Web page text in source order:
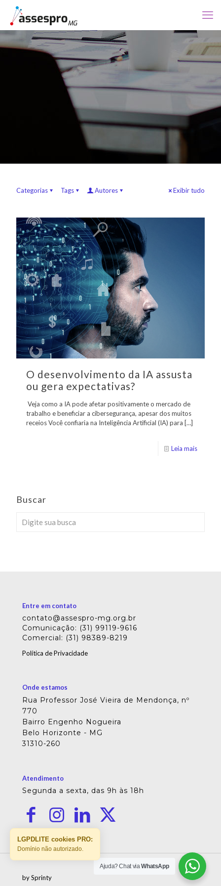
Categorias Tags Autores Exibir tudo
O desenvolvimento da IA assusta
ou gera expectativas?
Veja como a IA pode afetar positivamente o mercado de
trabalho e beneficiar a cibersegurança, apesar dos muitos
receios Você confiaria na Inteligência Artificial (IA) para […]
Leia mais
Buscar
Entre em contato
contato@assespro-mg.org.br
Comunicação: (31) 99119-9616
Comercial: (31) 98389-8219
Política de Privacidade
Onde estamos
Rua Professor José Vieira de Mendonça, nº
770
Bairro Engenho Nogueira
Belo Horizonte - MG
31310-260
Atendimento
Segunda a sexta, das 9h às 18h
by Sprinty
Ajuda? Chat viaWhatsApp
LGPDLITE cookies PRO:
Domínio não autorizado.